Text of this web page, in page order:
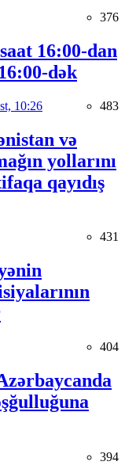
376
16:00-dan
dək
10:26 483
və
yollarını
qayıdış
431
404
394